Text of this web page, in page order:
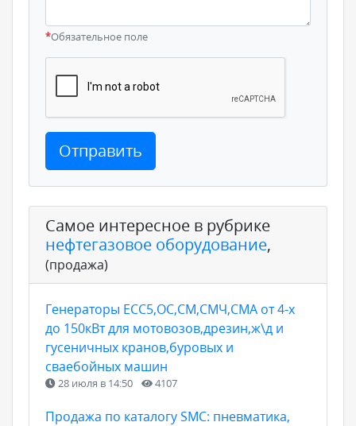
*Обязательное поле
Отправить
Самое интересное в рубрике
нефтегазовое оборудование,
(продажа)
Генераторы ЕСС5,ОС,СМ,СМЧ,СМА от 4-х
до 150кВт для мотовозов,дрезин,ж\д и
гусеничных кранов,буровых и
сваебойных машин
28 июля в 14:50 4107
Продажа по каталогу SMC: пневматика,